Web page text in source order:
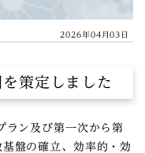
2026年04月03日
策定しました
ラン及び第一次から第
盤の確立、効率的・効